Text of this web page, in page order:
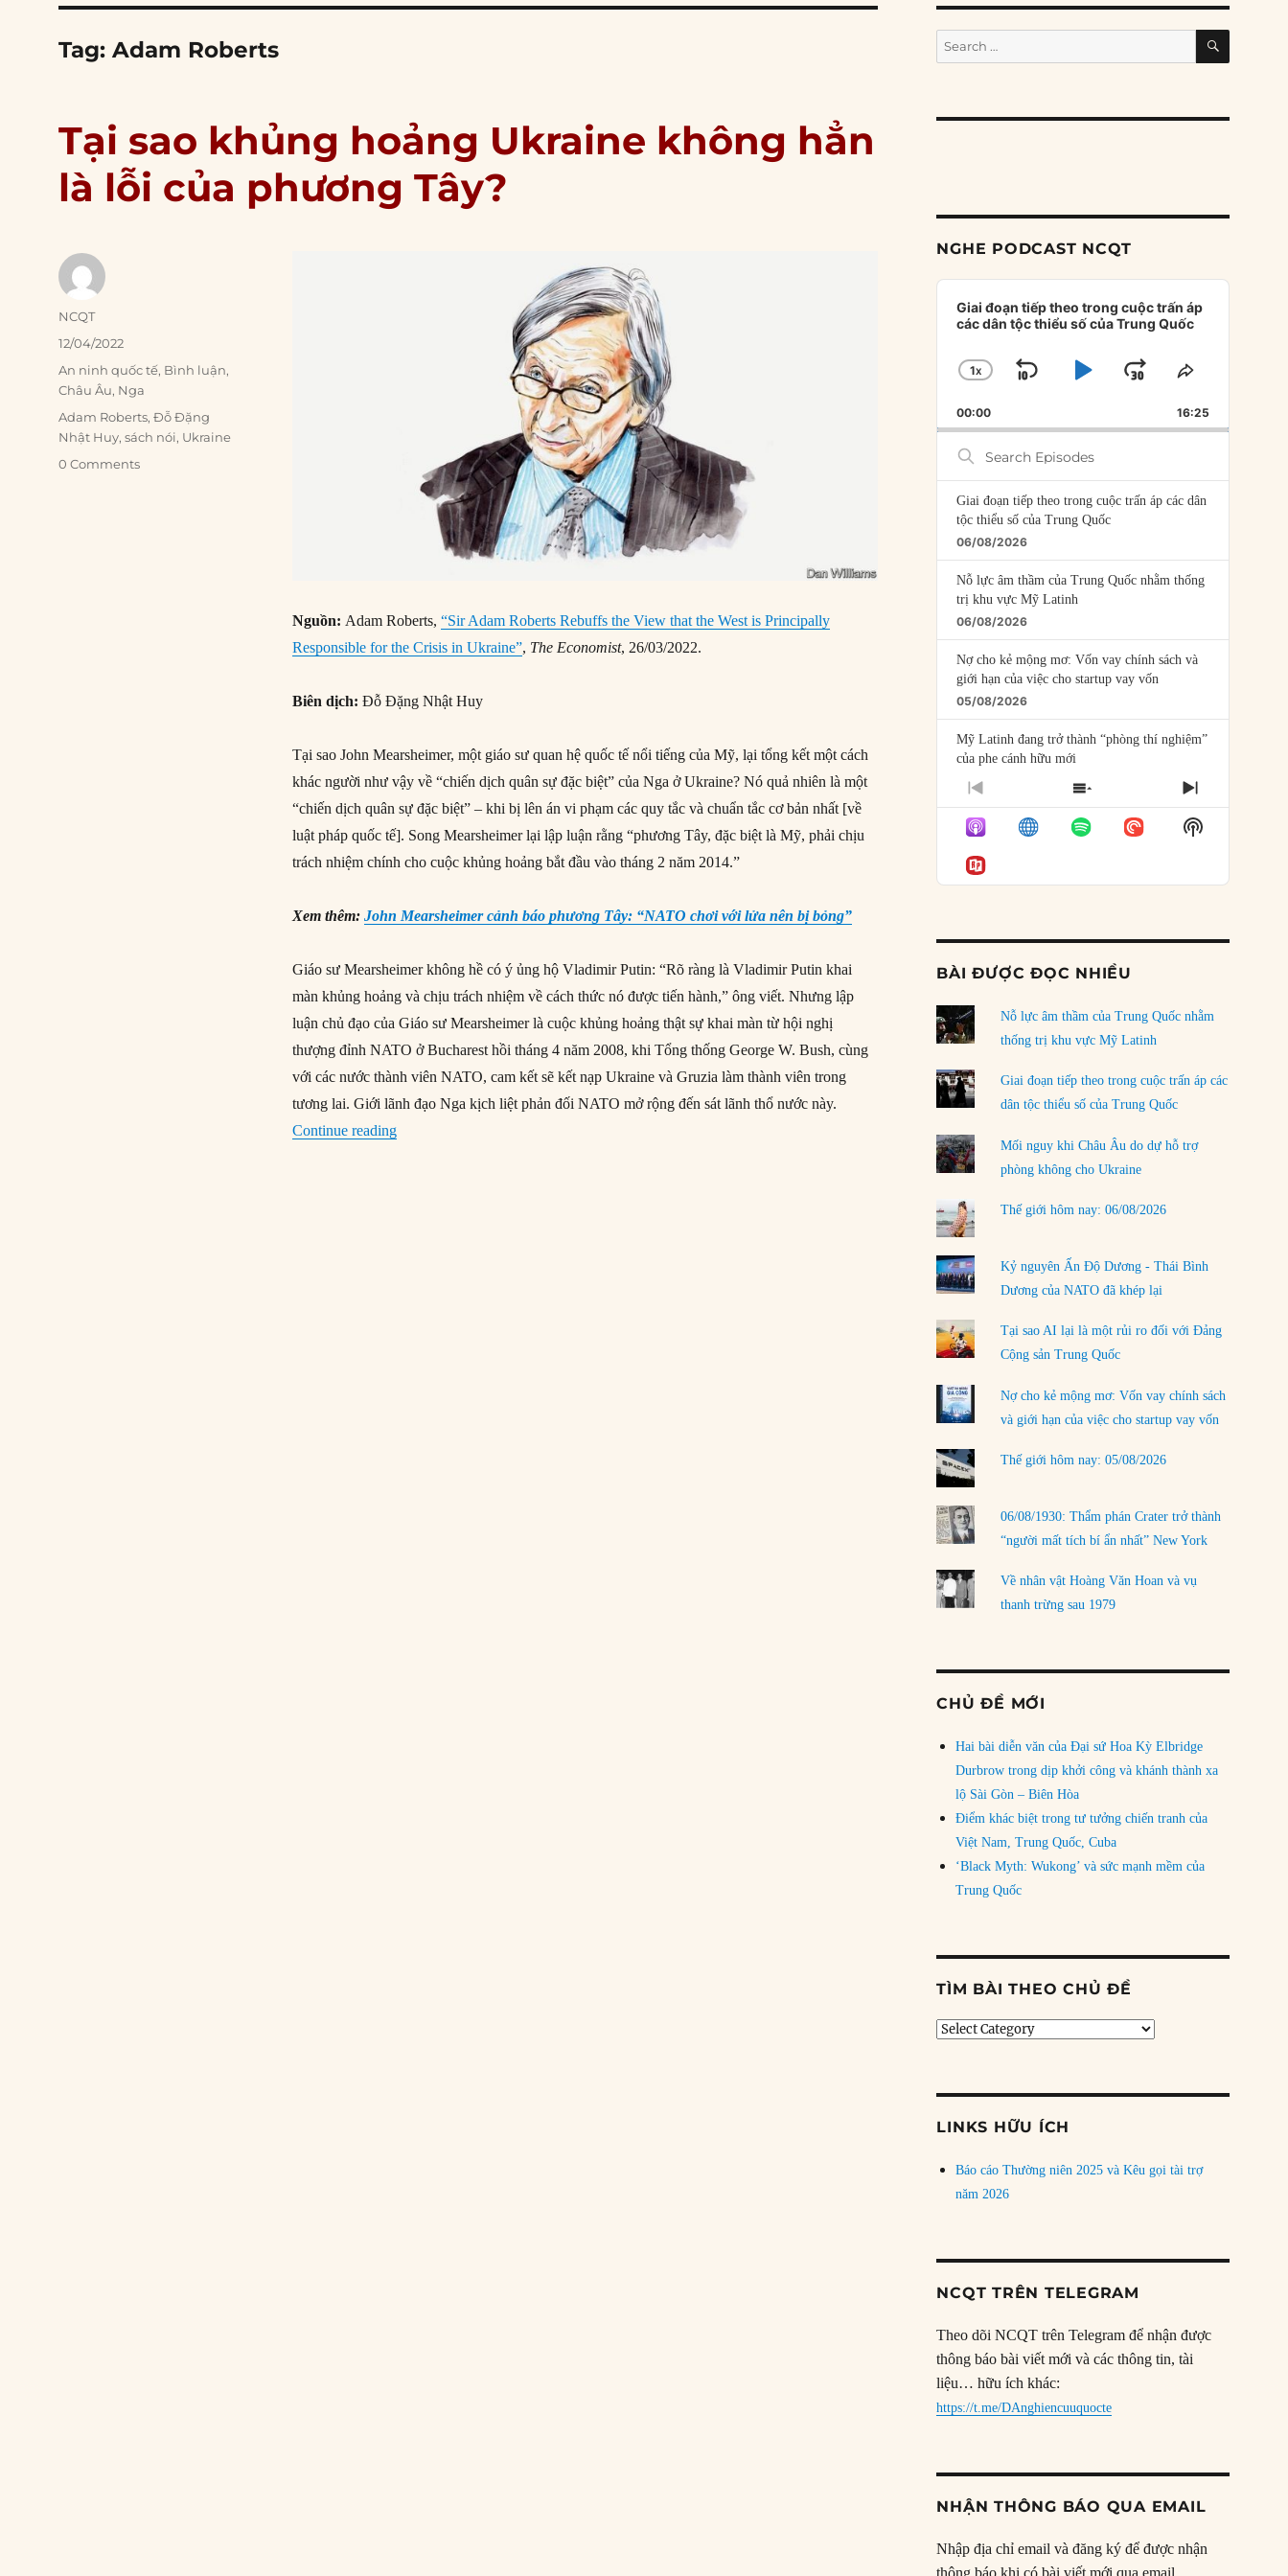
Tag:Adam Roberts
Tại sao khủng hoảng Ukraine không hẳn
là lỗi của phương Tây?
Nguồn: Adam Roberts,“Sir Adam Roberts Rebuffs the View that the West is Principally
Responsible for the Crisis in Ukraine”, The Economist, 26/03/2022.
Biên dịch:Đỗ Đặng Nhật Huy
Tại sao John Mearsheimer, một giáo sư quan hệ quốc tế nổi tiếng của Mỹ, lại tổng kết một cách
khác người như vậy về “chiến dịch quân sự đặc biệt” của Nga ở Ukraine? Nó quả nhiên là một
“chiến dịch quân sự đặc biệt” – khi bị lên án vi phạm các quy tắc và chuẩn tắc cơ bản nhất [về
luật pháp quốc tế]. Song Mearsheimer lại lập luận rằng “phương Tây, đặc biệt là Mỹ, phải chịu
trách nhiệm chính cho cuộc khủng hoảng bắt đầu vào tháng 2 năm 2014.”
Xem thêm:John Mearsheimer cảnh báo phương Tây: “NATO chơi với lửa nên bị bỏng”
Giáo sư Mearsheimer không hề có ý ủng hộ Vladimir Putin: “Rõ ràng là Vladimir Putin khai
màn khủng hoảng và chịu trách nhiệm về cách thức nó được tiến hành,” ông viết. Nhưng lập
luận chủ đạo của Giáo sư Mearsheimer là cuộc khủng hoảng thật sự khai màn từ hội nghị
thượng đỉnh NATO ở Bucharest hồi tháng 4 năm 2008, khi Tổng thống George W. Bush, cùng
với các nước thành viên NATO, cam kết sẽ kết nạp Ukraine và Gruzia làm thành viên trong
tương lai. Giới lãnh đạo Nga kịch liệt phản đối NATO mở rộng đến sát lãnh thổ nước này.
Continue reading“Tại sao khủng hoảng Ukraine không hẳn là lỗi của phương Tây?”
Author
NCQT
Posted
12/04/2022
Categories
An ninh quốc tế, Bình luận,
Châu Âu, Nga
Tags
Adam Roberts,Đỗ Đặng
Nhật Huy,sách nói, Ukraine
0 Comments
Search
for:
SEARCH
NGHE PODCAST NCQT
Audio
Player
Giai đoạn tiếp theo trong cuộc trấn áp
các dân tộc thiểu số của Trung Quốc
CHANGE
RATE
1X
SKIP
BACKWARD
PLAYJUMP
FORWARD
SHARE
EPISODE
00:00 16:25
Search
Episodes
Giai đoạn tiếp theo trong cuộc trấn áp các dân
tộc thiểu số của Trung Quốc
06/08/2026
Nỗ lực âm thầm của Trung Quốc nhằm thống
trị khu vực Mỹ Latinh
06/08/2026
Nợ cho kẻ mộng mơ: Vốn vay chính sách và
giới hạn của việc cho startup vay vốn
05/08/2026
Mỹ Latinh đang trở thành “phòng thí nghiệm”
của phe cánh hữu mới
04/08/2026
Tại sao Trung Quốc phủ nhận cuộc gặp với
Ngoại trưởng Nhật Bản?
04/08/2026
03/08/2026
Đặt cược vào thất bại: Các quỹ đầu tư mạo
rủi ro
02/08/2026
Làm thế nào để kết thúc Chiến tranh Iran?
01/08/2026
Chiến lược kế tiếp của Bắc Kinh ở Biển Đông
31/07/2026
Trật tự thế giới mới: Các nước nhỏ sẽ luôn
phải chịu đựng?
30/07/2026
LOAD MORE
PREVIOUS
EPISODE
SHOW
EPISODES
LIST
NEXT
EPISODE
Show
Podcast
BÀI ĐƯỢC ĐỌC NHIỀU
Nỗ lực âm thầm của Trung Quốc nhằm
thống trị khu vực Mỹ Latinh
Giai đoạn tiếp theo trong cuộc trấn áp các
dân tộc thiểu số của Trung Quốc
Mối nguy khi Châu Âu do dự hỗ trợ
phòng không cho Ukraine
Thế giới hôm nay: 06/08/2026
Kỷ nguyên Ấn Độ Dương - Thái Bình
Dương của NATO đã khép lại
Tại sao AI lại là một rủi ro đối với Đảng
Cộng sản Trung Quốc
Nợ cho kẻ mộng mơ: Vốn vay chính sách
và giới hạn của việc cho startup vay vốn
Thế giới hôm nay: 05/08/2026
06/08/1930: Thẩm phán Crater trở thành
“người mất tích bí ẩn nhất” New York
Về nhân vật Hoàng Văn Hoan và vụ
thanh trừng sau 1979
CHỦ ĐỀ MỚI
Hai bài diễn văn của Đại sứ Hoa Kỳ Elbridge
Durbrow trong dịp khởi công và khánh thành xa
lộ Sài Gòn – Biên Hòa
Điểm khác biệt trong tư tưởng chiến tranh của
Việt Nam, Trung Quốc, Cuba
‘Black Myth: Wukong’ và sức mạnh mềm của
Trung Quốc
TÌM BÀI THEO CHỦ ĐỀ
Tìm
LINKS HỮU ÍCH
Báo cáo Thường niên 2025 và Kêu gọi tài trợ
năm 2026
NCQT TRÊN TELEGRAM
Theo dõi NCQT trên Telegram để nhận được
thông báo bài viết mới và các thông tin, tài
liệu… hữu ích khác:
https://t.me/DAnghiencuuquocte
NHẬN THÔNG BÁO QUA EMAIL
Nhập địa chỉ email và đăng ký để được nhận